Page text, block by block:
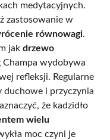
medytacyjnych.
zastosowanie w
równowagi.
jak drzewo
Champa wydobywa
refleksji. Regularne
duchowe i przyczynia
że kadzidło
wielu
moc czyni je